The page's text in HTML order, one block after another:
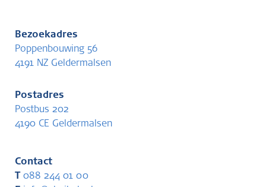
Bezoekadres
Poppenbouwing 56
4191 NZ Geldermalsen
Postadres
Postbus 202
4190 CE Geldermalsen
Contact
088 244 01 00